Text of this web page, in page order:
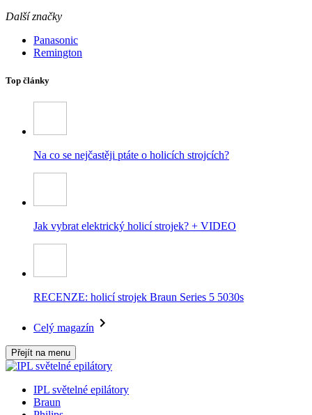
Další značky
Panasonic
Remington
Top články
Na co se nejčastěji ptáte o holicích strojcích?
Jak vybrat elektrický holicí strojek? + VIDEO
RECENZE: holicí strojek Braun Series 5 5030s
Celý magazín
Přejít na menu
IPL světelné epilátory
Braun